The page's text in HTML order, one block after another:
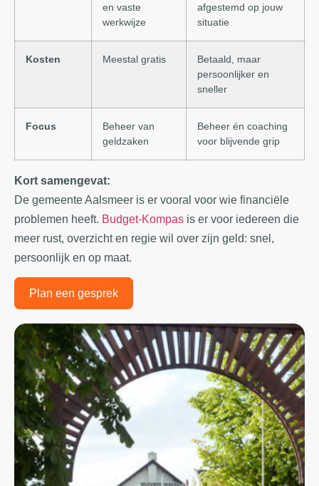
en vaste
werkwijze
afgestemd op jouw
situatie
Kosten Meestal gratis
Betaald, maar
persoonlijker en
sneller
Focus
Beheer van
geldzaken
Beheer én coaching
voor blijvende grip
Kort samengevat:
De gemeente Aalsmeer is er vooral voor wie financiële
problemen heeft. Budget-Kompas is er voor iedereen die
meer rust, overzicht en regie wil over zijn geld: snel,
persoonlijk en op maat.
Plan een gesprek